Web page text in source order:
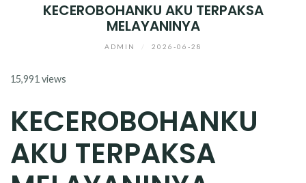
KECEROBOHANKU AKU TERPAKSA
MELAYANINYA
ADMIN 2026-06-28
15,991 views
KECEROBOHANKU
AKU TERPAKSA
CERITA SKANDAL
CERITA BASAH
CERITA MALAM
CERITA NAKAL